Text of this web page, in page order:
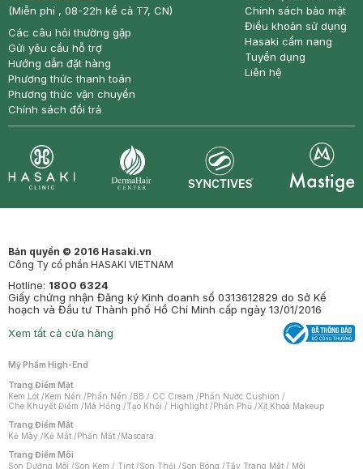
(Miễn phí , 08-22h kể cả T7, CN)
Các câu hỏi thường gặp
Gửi yêu cầu hỗ trợ
Hướng dẫn đặt hàng
Phương thức thanh toán
Phương thức vận chuyển
Chính sách đổi trả
Chính sách bảo mật
Điều khoản sử dụng
Hasaki cẩm nang
Tuyển dụng
Liên hệ
Bản quyền © 2016 Hasaki.vn
Công Ty cổ phần HASAKI VIETNAM
Hotline: 1800 6324
Giấy chứng nhận Đăng ký Kinh doanh số 0313612829 do Sở Kế
hoạch và Đầu tư Thành phố Hồ Chí Minh cấp ngày 13/01/2016
Xem tất cả cửa hàng
Mỹ Phẩm High-End
Trang Điểm Mặt
Kem Lót /Kem Nền /Phấn Nền /BB / CC Cream /Phấn Nước Cushion /
Che Khuyết Điểm /Má Hồng /Tạo Khối / Highlight /Phấn Phủ /Xịt Khoá Makeup
Trang Điểm Mắt
Kẻ Mày /Kẻ Mắt /Phấn Mắt /Mascara
Trang Điểm Môi
Son Dưỡng Môi /Son Kem / Tint /Son Thỏi /Son Bóng /Tẩy Trang Mắt / Môi